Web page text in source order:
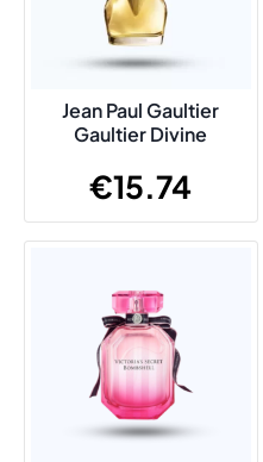
Jean Paul Gaultier
Gaultier Divine
€15.74